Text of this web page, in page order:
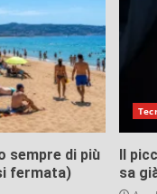
sempre di più
fermata)
Il
sa